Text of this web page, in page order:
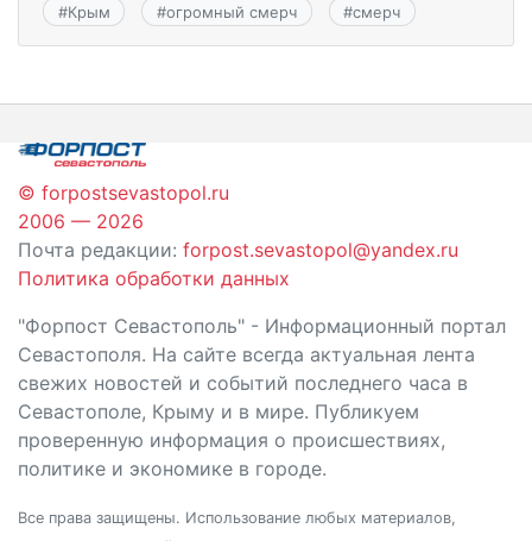
#Крым #огромный смерч #смерч
© forpostsevastopol.ru
2006 — 2026
Почта редакции: forpost.sevastopol@yandex.ru
Политика обработки данных
"Форпост Севастополь" - Информационный портал
Севастополя. На сайте всегда актуальная лента
свежих новостей и событий последнего часа в
Севастополе, Крыму и в мире. Публикуем
проверенную информация о происшествиях,
политике и экономике в городе.
Все права защищены. Использование любых материалов,